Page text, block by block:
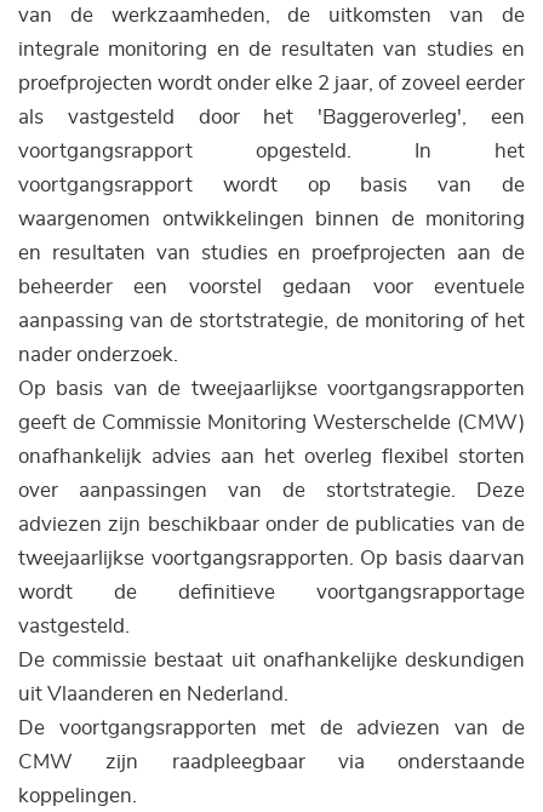
van de werkzaamheden, de uitkomsten van de
integrale monitoring en de resultaten van studies en
proefprojecten wordt onder elke 2 jaar, of zoveel eerder
als vastgesteld door het 'Baggeroverleg', een
voortgangsrapport opgesteld. In het
voortgangsrapport wordt op basis van de
waargenomen ontwikkelingen binnen de monitoring
en resultaten van studies en proefprojecten aan de
beheerder een voorstel gedaan voor eventuele
aanpassing van de stortstrategie, de monitoring of het
nader onderzoek.
Op basis van de tweejaarlijkse voortgangsrapporten
geeft de Commissie Monitoring Westerschelde (CMW)
onafhankelijk advies aan het overleg flexibel storten
over aanpassingen van de stortstrategie. Deze
adviezen zijn beschikbaar onder de publicaties van de
tweejaarlijkse voortgangsrapporten. Op basis daarvan
wordt de definitieve voortgangsrapportage
vastgesteld.
De commissie bestaat uit onafhankelijke deskundigen
uit Vlaanderen en Nederland.
De voortgangsrapporten met de adviezen van de
CMW zijn raadpleegbaar via onderstaande
koppelingen.